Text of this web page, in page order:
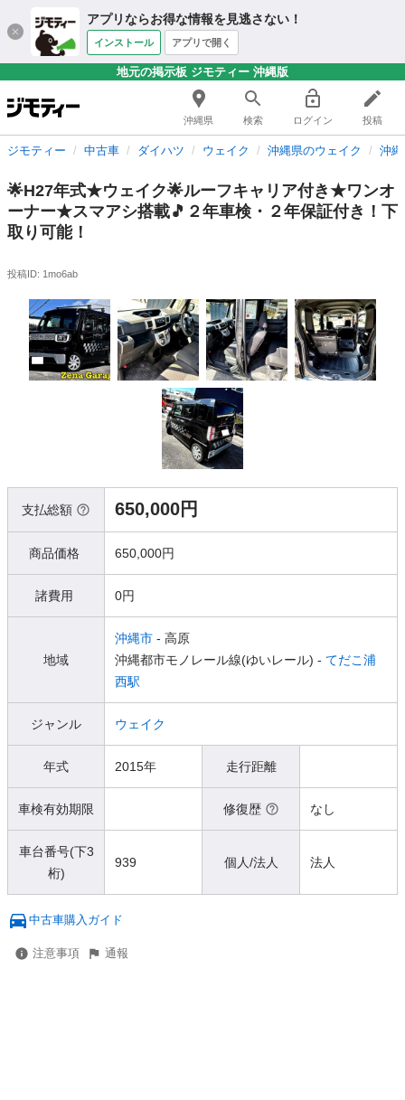
アプリならお得な情報を見逃さない！
インストール アプリで開く
地元の掲示板 ジモティー 沖縄版
沖縄県 検索 ログイン 投稿
ジモティー 中古車 ダイハツ ウェイク 沖縄県のウェイク 沖
🌟H27年式★ウェイク🌟ルーフキャリア付き★ワンオ
ーナー★スマアシ搭載🎵２年車検・２年保証付き！下
取り可能！
投稿ID: 1mo6ab
支払総額 650,000円
商品価格 650,000円
諸費用 0円
地域
沖縄市 - 高原
沖縄都市モノレール線(ゆいレール) - てだこ浦
西駅
ジャンル ウェイク
年式 2015年 走行距離
車検有効期限 修復歴 なし
車台番号(下3
桁)
939 個人/法人 法人
中古車購入ガイド
注意事項 通報